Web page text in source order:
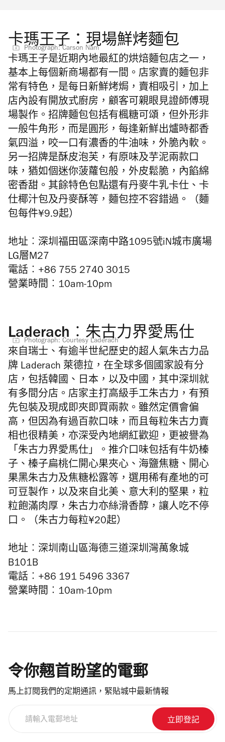
卡瑪王子：現場鮮烤麵包
Photograph: Carson Nam
卡瑪王子是近期內地最紅的烘焙麵包店之一，
基本上每個新商場都有一間。店家賣的麵包非
常有特色，是每日新鮮烤焗，賣相吸引，加上
店內設有開放式廚房，顧客可親眼見證師傅現
場製作。招牌麵包包括有楓糖可頌，但外形非
一般牛角形，而是圓形，每逢新鮮出爐時都香
氣四溢，咬一口有濃香的牛油味，外脆內軟。
另一招牌是酥皮泡芙，有原味及芋泥兩款口
味，猶如個迷你菠蘿包般，外皮鬆脆，內餡綿
密香甜。其餘特色包點還有丹麥牛乳卡仕、卡
仕椰汁包及丹麥酥等，麵包控不容錯過。（麵
包每件¥9.9起）
地址︰深圳福田區深南中路1095號iN城市廣場
LG層M27
電話︰+86 755 2740 3015
營業時間︰10am-10pm
Laderach︰朱古力界愛馬仕
Photograph: Courtesy Laderach
來自瑞士、有逾半世紀歷史的超人氣朱古力品
牌 Laderach 萊德拉，在全球多個國家設有分
店，包括韓國、日本，以及中國，其中深圳就
有多間分店。店家主打高級手工朱古力，有預
先包裝及現成即夾即買兩款。雖然定價會偏
高，但因為有過百款口味，而且每粒朱古力賣
相也很精美，亦深受內地網紅歡迎，更被譽為
「朱古力界愛馬仕」。推介口味包括有牛奶榛
子、榛子扁桃仁開心果夾心、海鹽焦糖、開心
果黑朱古力及焦糖松露等，選用稀有產地的可
可豆製作，以及來自北美、意大利的堅果，粒
粒飽滿肉厚，朱古力亦絲滑香醇，讓人吃不停
口。（朱古力每粒¥20起）
地址︰深圳南山區海德三道深圳灣萬象城
B101B
電話︰+86 191 5496 3367
營業時間︰10am-10pm
令你翹首盼望的電郵
馬上訂閱我們的定期通訊，緊貼城中最新情報